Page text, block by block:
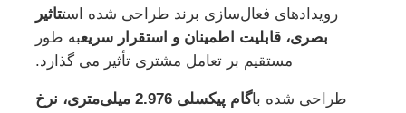
محصولاترویدادهای فعال‌سازی برند طراحی شده استتاثیر
بصری، قابلیت اطمینان و استقرار سریعبه طور
مستقیم بر تعامل مشتری تأثیر می گذارد.
طراحی شده با
گام پیکسلی 2.976 میلی‌متری، نرخ